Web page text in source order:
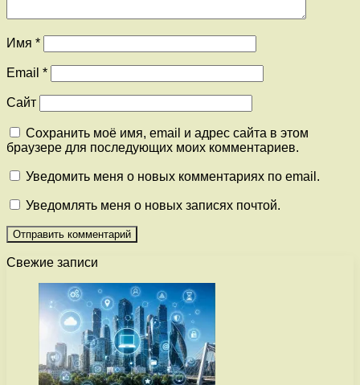
Имя *
Email *
Сайт
Сохранить моё имя, email и адрес сайта в этом
браузере для последующих моих комментариев.
Уведомить меня о новых комментариях по email.
Уведомлять меня о новых записях почтой.
Свежие записи